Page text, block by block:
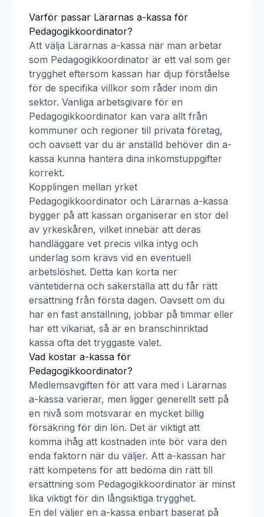
Varför passar Lärarnas a-kassa för
Pedagogikkoordinator?
Att välja Lärarnas a-kassa när man arbetar
som Pedagogikkoordinator är ett val som ger
trygghet eftersom kassan har djup förståelse
för de specifika villkor som råder inom din
sektor. Vanliga arbetsgivare för en
Pedagogikkoordinator kan vara allt från
kommuner och regioner till privata företag,
och oavsett var du är anställd behöver din a-
kassa kunna hantera dina inkomstuppgifter
korrekt.
Kopplingen mellan yrket
Pedagogikkoordinator och Lärarnas a-kassa
bygger på att kassan organiserar en stor del
av yrkeskåren, vilket innebär att deras
handläggare vet precis vilka intyg och
underlag som krävs vid en eventuell
arbetslöshet. Detta kan korta ner
väntetiderna och säkerställa att du får rätt
ersättning från första dagen. Oavsett om du
har en fast anställning, jobbar på timmar eller
har ett vikariat, så är en branschinriktad
kassa ofta det tryggaste valet.
Vad kostar a-kassa för
Pedagogikkoordinator?
Medlemsavgiften för att vara med i Lärarnas
a-kassa varierar, men ligger generellt sett på
en nivå som motsvarar en mycket billig
försäkring för din lön. Det är viktigt att
komma ihåg att kostnaden inte bör vara den
enda faktorn när du väljer. Att a-kassan har
rätt kompetens för att bedöma din rätt till
ersättning som Pedagogikkoordinator är minst
lika viktigt för din långsiktiga trygghet.
En del väljer en a-kassa enbart baserat på